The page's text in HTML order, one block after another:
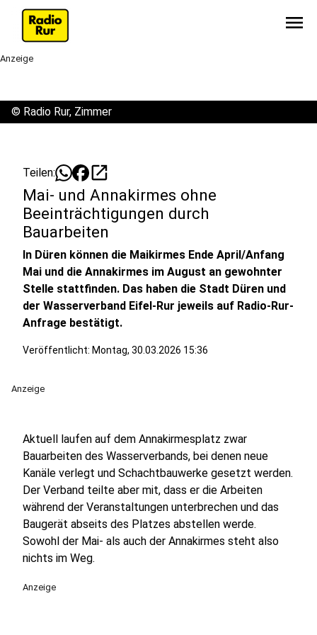
menu
Anzeige
© Radio Rur, Zimmer
Teilen: open_in_new
Mai- und Annakirmes ohne
Beeinträchtigungen durch
Bauarbeiten
In Düren können die Maikirmes Ende April/Anfang
Mai und die Annakirmes im August an gewohnter
Stelle stattfinden. Das haben die Stadt Düren und
der Wasserverband Eifel-Rur jeweils auf Radio-Rur-
Anfrage bestätigt.
Veröffentlicht: Montag, 30.03.2026 15:36
Anzeige
Aktuell laufen auf dem Annakirmesplatz zwar
Bauarbeiten des Wasserverbands, bei denen neue
Kanäle verlegt und Schachtbauwerke gesetzt werden.
Der Verband teilte aber mit, dass er die Arbeiten
während der Veranstaltungen unterbrechen und das
Baugerät abseits des Platzes abstellen werde.
Sowohl der Mai- als auch der Annakirmes steht also
nichts im Weg.
Anzeige